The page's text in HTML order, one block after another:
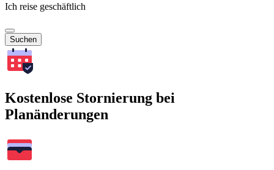
Ich reise geschäftlich
Suchen
Kostenlose Stornierung bei
Planänderungen